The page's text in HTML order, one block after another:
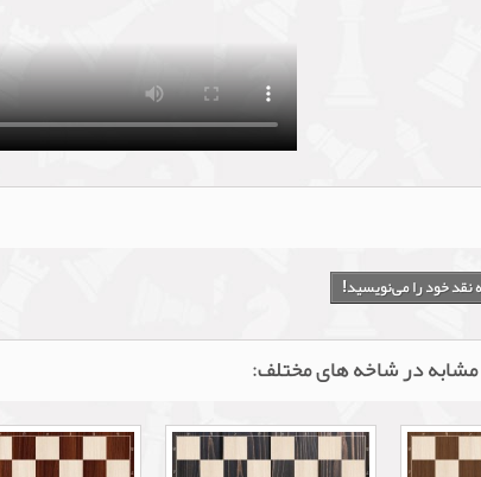
نقد خود را می‌نویسید!